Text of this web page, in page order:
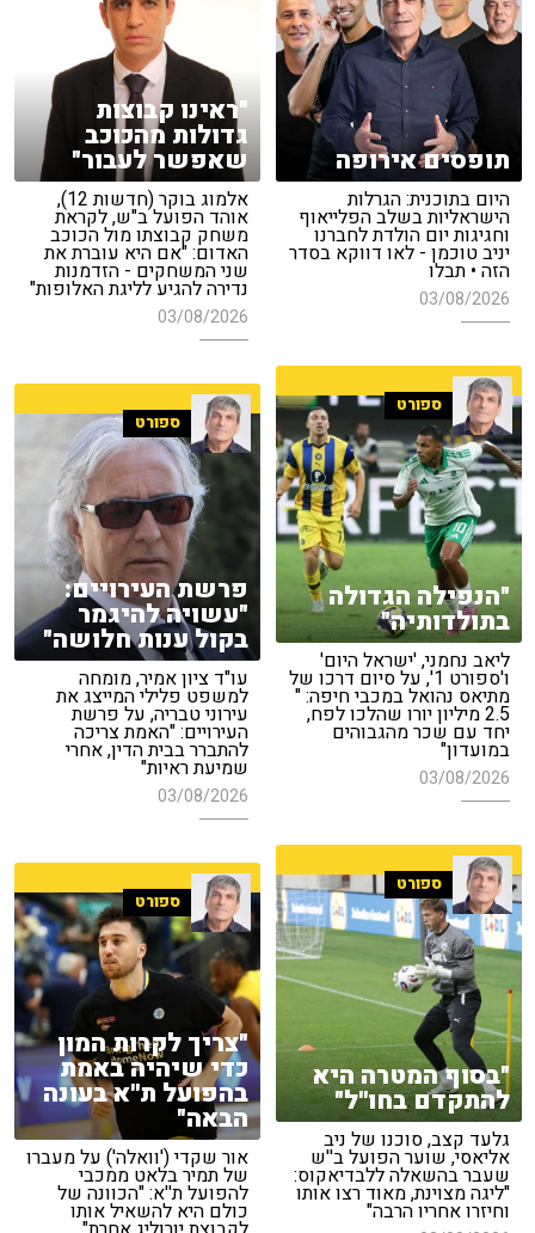
תופסים אירופה
היום בתוכנית: הגרלות
הישראליות בשלב הפלייאוף
וחגיגות יום הולדת לחברנו
יניב טוכמן - לאו דווקא בסדר
הזה • תבלו
03/08/2026
"ראינו קבוצות
גדולות מהכוכב
שאפשר לעבור"
אלמוג בוקר (חדשות 12),
אוהד הפועל ב"ש, לקראת
משחק קבוצתו מול הכוכב
האדום: "אם היא עוברת את
שני המשחקים - הזדמנות
נדירה להגיע לליגת האלופות"
03/08/2026
ספורט
"הנפילה הגדולה
בתולדותיה"
ליאב נחמני, 'ישראל היום'
ו'ספורט 1', על סיום דרכו של
מתיאס נהואל במכבי חיפה: "
2.5 מיליון יורו שהלכו לפח,
יחד עם שכר מהגבוהים
במועדון"
03/08/2026
ספורט
פרשת העירויים:
"עשויה להיגמר
בקול ענות חלושה"
עו"ד ציון אמיר, מומחה
למשפט פלילי המייצג את
עירוני טבריה, על פרשת
העירויים: "האמת צריכה
להתברר בבית הדין, אחרי
שמיעת ראיות"
03/08/2026
ספורט
"בסוף המטרה היא
להתקדם בחו''ל"
גלעד קצב, סוכנו של ניב
אליאסי, שוער הפועל ב''ש
שעבר בהשאלה ללבדיאקוס:
"ליגה מצוינת, מאוד רצו אותו
וחיזרו אחריו הרבה"
ספורט
"צריך לקרות המון
כדי שיהיה באמת
בהפועל ת''א בעונה
הבאה"
אור שקדי ('וואלה') על מעברו
של תמיר בלאט ממכבי
להפועל ת''א: "הכוונה של
כולם היא להשאיל אותו